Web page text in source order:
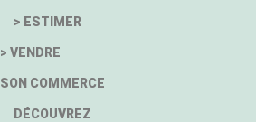
> ESTIMER
> VENDRE
SON COMMERCE
DÉCOUVREZ